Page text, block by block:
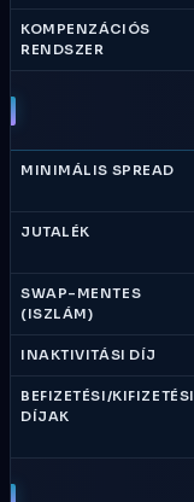
KOMPENZÁCIÓS
RENDSZER
MINIMÁLIS SPREAD
JUTALÉK
SWAP-MENTES
(ISZLÁM)
INAKTIVITÁSI DÍJ
BEFIZETÉSI/KIFIZETÉSI
DÍJAK